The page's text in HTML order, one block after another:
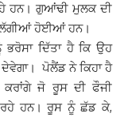
ਹਨ। ਗੁਆਂਢੀ ਮੁਲਕ ਦੀ
ਲੱਗੀਆਂ ਹੋਈਆਂ ਹਨ।
ਦਿੱਤਾ ਹੈ ਕਿ ਉਹ
ਪੋਲੈਂਡ ਨੇ ਕਿਹਾ ਹੈ
ਕਰਾਂਗੇ ਜੋ ਰੂਸ ਦੀ ਫੌਜੀ
ਹਨ। ਰੂਸ ਨੂੰ ਛੱਡ ਕੇ,